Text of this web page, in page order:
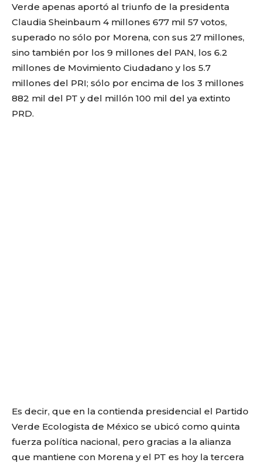
Verde apenas aportó al triunfo de la presidenta
Claudia Sheinbaum 4 millones 677 mil 57 votos,
superado no sólo por Morena, con sus 27 millones,
sino también por los 9 millones del PAN, los 6.2
millones de Movimiento Ciudadano y los 5.7
millones del PRI; sólo por encima de los 3 millones
882 mil del PT y del millón 100 mil del ya extinto
PRD.
Es decir, que en la contienda presidencial el Partido
Verde Ecologista de México se ubicó como quinta
fuerza política nacional, pero gracias a la alianza
que mantiene con Morena y el PT es hoy la tercera